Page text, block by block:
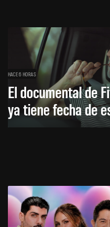
HACE 6 HORAS
El documental de
ya tiene fecha de